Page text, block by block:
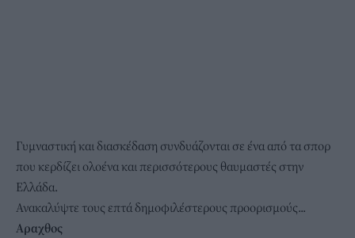
Γυμναστική και διασκέδαση συνδυάζονται σε ένα από τα σπορ
που κερδίζει ολοένα και περισσότερους θαυμαστές στην
Ελλάδα.
Ανακαλύψτε τους επτά δημοφιλέστερους προορισμούς...
Αραχθος